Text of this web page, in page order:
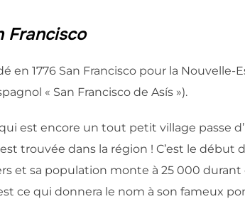
Francisco
en 1776 San Francisco pour la
« San Francisco de Asís »).
qui est encore un tout petit village passe
trouvée dans la région ! C’est le début
et sa population monte à 25 000
ce qui donnera le nom à son fameux